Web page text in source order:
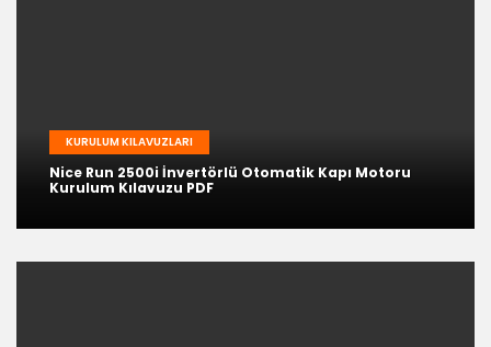
KURULUM KILAVUZLARI
Nice Run 2500i İnvertörlü Otomatik Kapı Motoru
Kurulum Kılavuzu PDF